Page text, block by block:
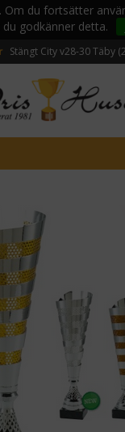
. Om du fortsätter
godkänner detta.
Stängt City v28-30Täby